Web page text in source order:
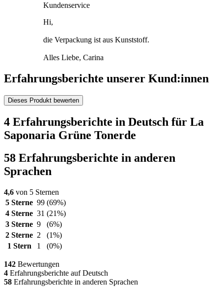
Kundenservice
Hi,
die Verpackung ist aus Kunststoff.
Alles Liebe, Carina
Erfahrungsberichte unserer Kund:innen
Dieses Produkt bewerten
4 Erfahrungsberichte in Deutsch für La
Saponaria Grüne Tonerde
58 Erfahrungsberichte in anderen
Sprachen
4,6 von 5 Sternen
5 Sterne 99 (69%)
4 Sterne 31 (21%)
3 Sterne 9
(6%)
2 Sterne 2
(1%)
1 Stern
1 (0%)
142 Bewertungen
4 Erfahrungsberichte auf Deutsch
58 Erfahrungsberichte in anderen Sprachen